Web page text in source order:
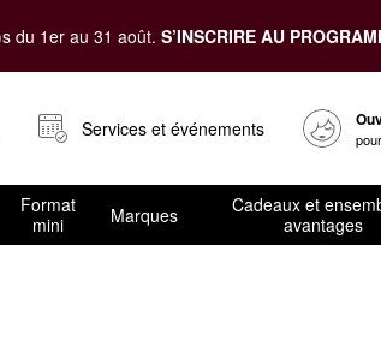
du 1er au 31 août. S’INSCRIRE AU
Services et événements
Format
mini
Marques
Cadeaux et
avantages